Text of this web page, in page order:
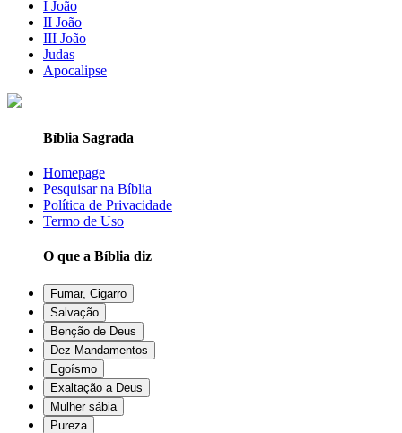
I João
II João
III João
Judas
Apocalipse
Bíblia Sagrada
Homepage
Pesquisar na Bíblia
Política de Privacidade
Termo de Uso
O que a Bíblia diz
Fumar, Cigarro
Salvação
Benção de Deus
Dez Mandamentos
Egoísmo
Exaltação a Deus
Mulher sábia
Pureza